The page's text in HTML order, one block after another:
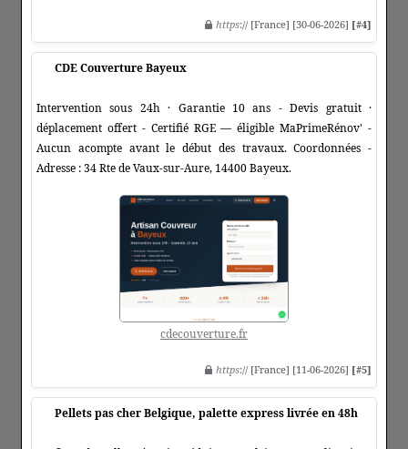
https:// [France] [30-06-2026] [#4]
CDE Couverture Bayeux
Intervention sous 24h · Garantie 10 ans - Devis gratuit ·
déplacement offert - Certifié RGE — éligible MaPrimeRénov' -
Aucun acompte avant le début des travaux. Coordonnées -
Adresse : 34 Rte de Vaux-sur-Aure, 14400 Bayeux.
cdecouverture.fr
https:// [France] [11-06-2026] [#5]
Pellets pas cher Belgique, palette express livrée en 48h